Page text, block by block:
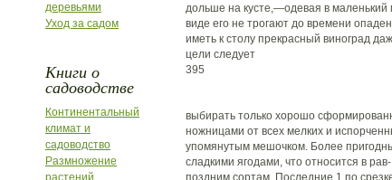
деревьями
Уход за садом
Книги о
садоводстве
Континентальный
климат и
садоводство
Размножение
растений
дольше на кусте,—одевая в маленький
виде его не трогают до времени
иметь к столу прекрасный виноград
цели следует
395
выбирать только хорошо
ножницами от всех мелких и
упомянутым мешочком. Более
сладкими ягодами, что относится в
поздним сортам. Последние.1 по